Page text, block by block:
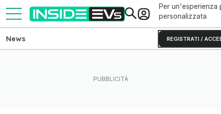
Per un'esperienza
personalizzata
REGISTRATI /
News